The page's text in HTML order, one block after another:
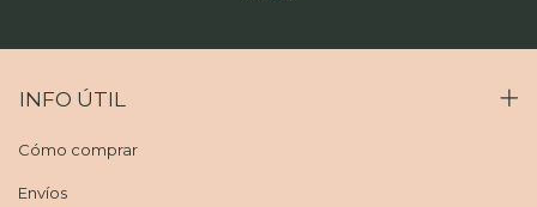
INFO ÚTIL
Cómo comprar
Envíos